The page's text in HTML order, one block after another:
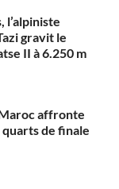
l’alpiniste
gravit le
II à 6.250 m
affronte
quarts de finale